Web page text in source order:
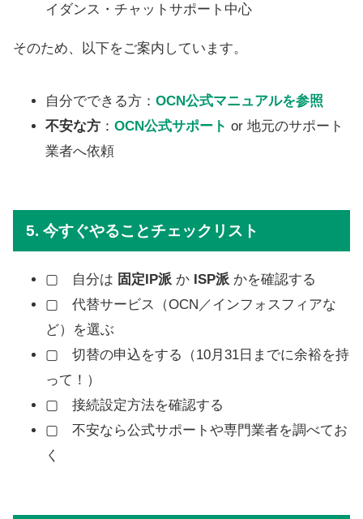
イダンス・チャットサポート中心
そのため、以下をご案内しています。
自分でできる方： OCN公式マニュアルを参照
不安な方 ： OCN公式サポート or 地元のサポート
業者へ依頼
5. 今すぐやることチェックリスト
▢ 自分は 固定IP派 か ISP派 かを確認する
▢ 代替サービス（OCN／インフォスフィアな
ど）を選ぶ
▢ 切替の申込をする（10月31日までに余裕を持
って！）
▢ 接続設定方法を確認する
▢ 不安なら公式サポートや専門業者を調べてお
く